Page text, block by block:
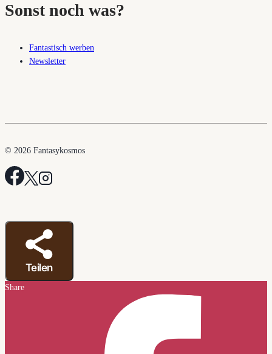
Sonst noch was?
Fantastisch werben
Newsletter
© 2026 Fantasykosmos
Teilen
Share